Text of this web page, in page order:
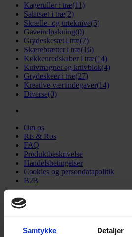
Samtykke Detaljer
Kageruller i træ(11)
Salatsæt i træ(2)
Skrælle- og urteknive(5)
Gaveindpakning(0)
Grydeskesæt i træ(7)
Skærebrætter i træ(16)
Køkkenredskaber i træ(14)
Knivmagnet og knivblok(4)
Grydeskeer i træ(27)
Kreative værtindegaver(14)
Diverse(0)
Om os
Ris & Ros
FAQ
Produktbeskrivelse
Handelsbetingelser
Cookies og persondatapolitik
B2B
Hjem|
Gaveindpakning